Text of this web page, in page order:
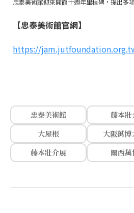
忠泰美術館迎來開館十週年里程碑，提出多
【忠泰美術館官網】
https://
忠泰美術館
藤本壯
大屋根
大阪萬博
藤本壯介展
關西萬